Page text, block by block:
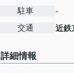
駐車
-
交通
近鉄
詳細情報